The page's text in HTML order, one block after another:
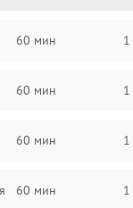
60 мин 1
60 мин 1
60 мин 1
60 мин 1